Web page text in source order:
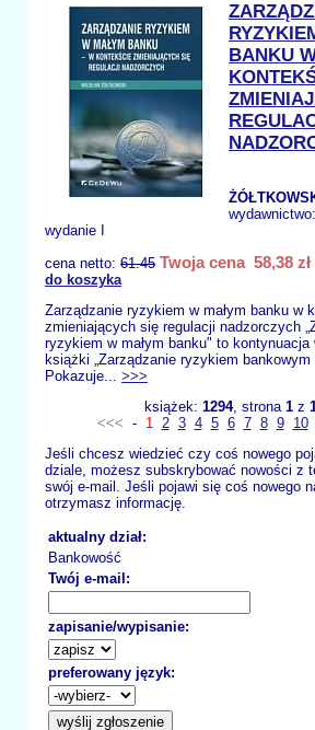
BANKU
wydanie I
cena netto: 61.45 Twoja cena 58,38 zł
do koszyka
Zarządzanie ryzykiem w małym banku w
zmieniających się regulacji nadzorczych
ryzykiem w małym banku" to
książki „Zarządzanie ryzykiem
Pokazuje... >>>
książek: 1294, strona 1z
<<< - 1 2 3 4 5 6 7 8 9
10
Jeśli chcesz wiedzieć czy coś nowego
dziale, możesz subskrybować nowości z
swój e-mail. Jeśli pojawi się coś nowego
otrzymasz informację.
aktualny dział:
Bankowość
Twój e-mail:
zapisanie/wypisanie:
preferowany język: